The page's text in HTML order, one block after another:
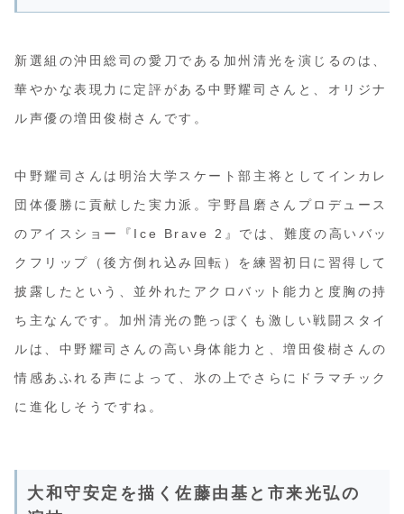
新選組の沖田総司の愛刀である加州清光を演じるのは、
華やかな表現力に定評がある中野耀司さんと、オリジナ
ル声優の増田俊樹さんです。
中野耀司さんは明治大学スケート部主将としてインカレ
団体優勝に貢献した実力派。宇野昌磨さんプロデュース
のアイスショー『Ice Brave 2』では、難度の高いバッ
クフリップ（後方倒れ込み回転）を練習初日に習得して
披露したという、並外れたアクロバット能力と度胸の持
ち主なんです。加州清光の艶っぽくも激しい戦闘スタイ
ルは、中野耀司さんの高い身体能力と、増田俊樹さんの
情感あふれる声によって、氷の上でさらにドラマチック
に進化しそうですね。
大和守安定を描く佐藤由基と市来光弘の